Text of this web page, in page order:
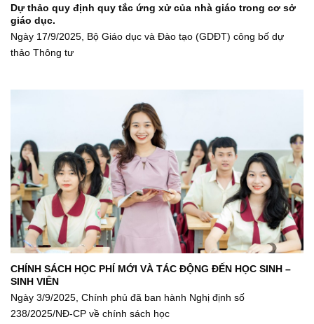
Dự thảo quy định quy tắc ứng xử của nhà giáo trong cơ sở
giáo dục.
Ngày 17/9/2025, Bộ Giáo dục và Đào tạo (GDĐT) công bố dự
thảo Thông tư
CHÍNH SÁCH HỌC PHÍ MỚI VÀ TÁC ĐỘNG ĐẾN HỌC SINH –
SINH VIÊN
Ngày 3/9/2025, Chính phủ đã ban hành Nghị định số
238/2025/NĐ-CP về chính sách học